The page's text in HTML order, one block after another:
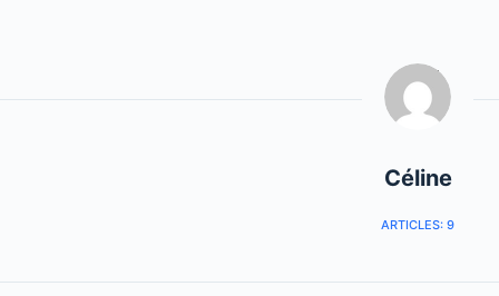
Céline
ARTICLES: 9